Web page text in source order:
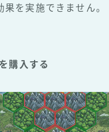
果を実施できません。
購入する